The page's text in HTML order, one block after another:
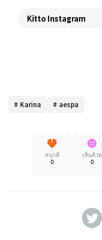
Kitto Instagram
# Karina # aespa
สนุกดี
0
เห็นด้วย
0